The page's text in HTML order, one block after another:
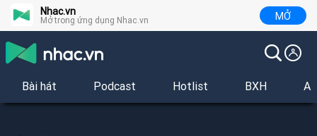
Nhac.vn
Mở trong ứng dụng Nhac.vn MỞ
Bài hát Podcast Hotlist BXH